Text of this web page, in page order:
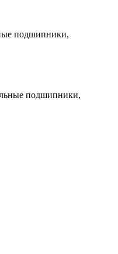
подшипники,
подшипники,